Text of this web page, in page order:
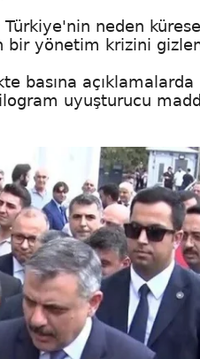
neden
bir yönetim krizini
basına
uyuşturucu